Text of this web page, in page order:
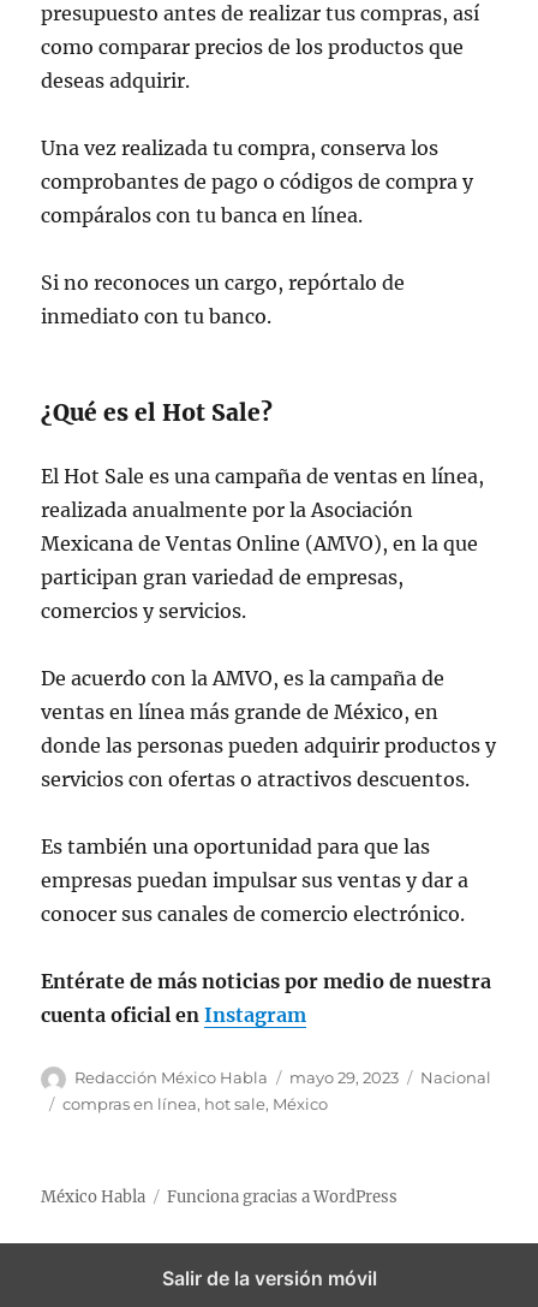
presupuesto antes de realizar tus compras, así
como comparar precios de los productos que
deseas adquirir.
Una vez realizada tu compra, conserva los
comprobantes de pago o códigos de compra y
compáralos con tu banca en línea.
Si no reconoces un cargo, repórtalo de
inmediato con tu banco.
¿Qué es el Hot Sale?
El Hot Sale es una campaña de ventas en línea,
realizada anualmente por la Asociación
Mexicana de Ventas Online (AMVO), en la que
participan gran variedad de empresas,
comercios y servicios.
De acuerdo con la AMVO, es la campaña de
ventas en línea más grande de México, en
donde las personas pueden adquirir productos y
servicios con ofertas o atractivos descuentos.
Es también una oportunidad para que las
empresas puedan impulsar sus ventas y dar a
conocer sus canales de comercio electrónico.
Entérate de más noticias por medio de nuestra
cuenta oficial enInstagram
A
u
Redacción México Habla
P
u
c
o
mayo 29, 2023
C
Nacional
E
u
compras en línea, hot sale, México
México Habla Funciona gracias a WordPress
Salir de la versión móvil